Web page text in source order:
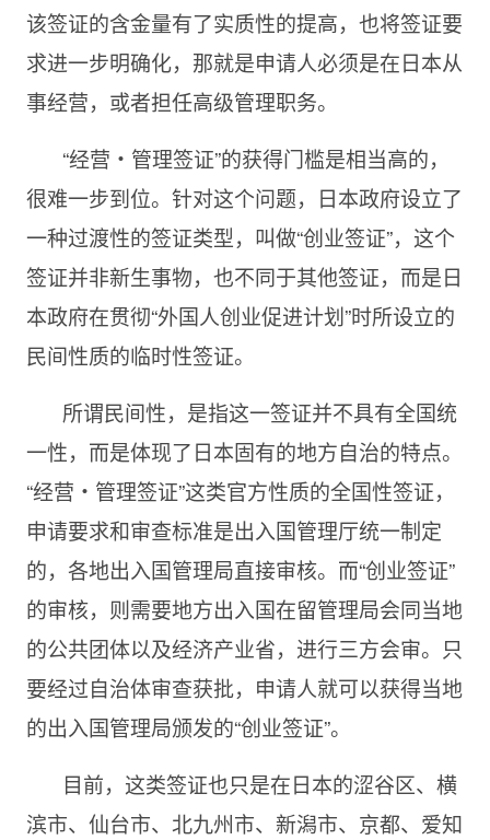
该签证的含金量有了实质性的提高，也将签证要
求进一步明确化，那就是申请人必须是在日本从
事经营，或者担任高级管理职务。
“经营・管理签证”的获得门槛是相当高的，
很难一步到位。针对这个问题，日本政府设立了
一种过渡性的签证类型，叫做“创业签证”，这个
签证并非新生事物，也不同于其他签证，而是日
本政府在贯彻“外国人创业促进计划”时所设立的
民间性质的临时性签证。
所谓民间性，是指这一签证并不具有全国统
一性，而是体现了日本固有的地方自治的特点。
“经营・管理签证”这类官方性质的全国性签证，
申请要求和审查标准是出入国管理厅统一制定
的，各地出入国管理局直接审核。而“创业签证”
的审核，则需要地方出入国在留管理局会同当地
的公共团体以及经济产业省，进行三方会审。只
要经过自治体审查获批，申请人就可以获得当地
的出入国管理局颁发的“创业签证”。
目前，这类签证也只是在日本的涩谷区、横
滨市、仙台市、北九州市、新潟市、京都、爱知